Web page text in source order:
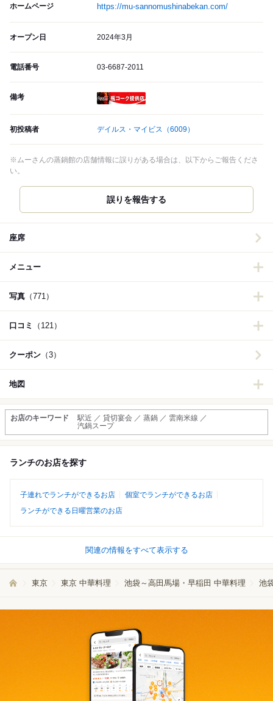
ホームページ https://mu-sannomushinabekan.com/
オープン日 2024年3月
電話番号 03-6687-2011
備考
初投稿者 デイルス・マイビス （6009）
※ムーさんの蒸鍋館の店舗情報に誤りがある場合は、以下からご報告くださ
い。
誤りを報告する
座席
メニュー
写真 （771）
口コミ （121）
クーポン （3）
地図
お店のキーワード
駅近 ／ 貸切宴会 ／ 蒸鍋 ／ 雲南米線 ／
汽鍋スープ
ランチのお店を探す
子連れでランチができるお店
個室でランチができるお店
ランチができる日曜営業のお店
関連の情報をすべて表示する
東京 東京 中華料理 池袋～高田馬場・早稲田 中華料理 池